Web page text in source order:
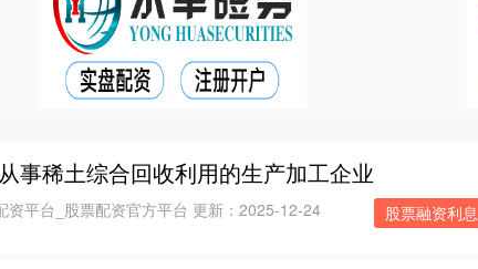
事稀土综合回收利用的生产加工企业
股票融资利息
资平台_股票配资官方平台 更新：2025-12-24